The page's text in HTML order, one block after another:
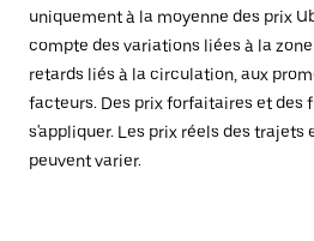
uniquement à la moyenne des prix
compte des variations liées à la
retards liés à la circulation, aux
facteurs. Des prix forfaitaires et des
s'appliquer. Les prix réels des
peuvent varier.